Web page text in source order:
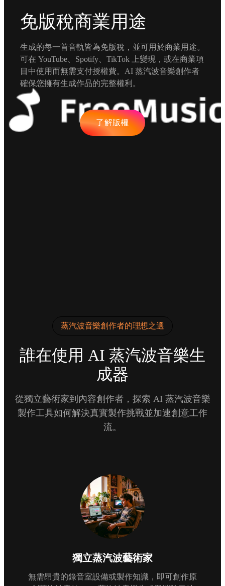
免版稅商業用途
生成的每一首音軌皆為免版稅，並可用於商業用途。
可在 YouTube、Spotify、TikTok 上變現，或在商業項
目中使用而無需支付授權費。AI 蒸汽波音樂創作者
確保您擁有生成作品的完整權利。
了解版權
蒸汽波音樂創作者的理想之選
誰在使用 AI 蒸汽波音樂生
成器
從獨立藝術家到內容創作者，探索 AI 蒸汽波音樂
製作工具如何解決真實製作挑戰並加速創意工作
流。
獨立蒸汽波藝術家
無需昂貴的錄音室設備或製作知識，即可創作原